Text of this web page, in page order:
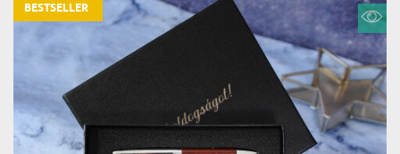
BESTSELLER